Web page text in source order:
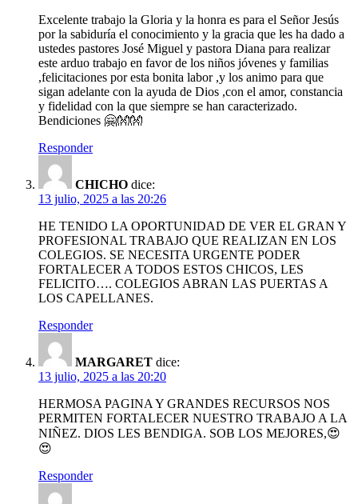
Excelente trabajo la Gloria y la honra es para el Señor Jesús
por la sabiduría el conocimiento y la gracia que les ha dado a
ustedes pastores José Miguel y pastora Diana para realizar
este arduo trabajo en favor de los niños jóvenes y familias
,felicitaciones por esta bonita labor ,y los animo para que
sigan adelante con la ayuda de Dios ,con el amor, constancia
y fidelidad con la que siempre se han caracterizado.
Bendiciones 🤗👐👐
Responder
CHICHO dice:
13 julio, 2025 a las 20:26
HE TENIDO LA OPORTUNIDAD DE VER EL GRAN Y
PROFESIONAL TRABAJO QUE REALIZAN EN LOS
COLEGIOS. SE NECESITA URGENTE PODER
FORTALECER A TODOS ESTOS CHICOS, LES
FELICITO…. COLEGIOS ABRAN LAS PUERTAS A
LOS CAPELLANES.
Responder
MARGARET dice:
13 julio, 2025 a las 20:20
HERMOSA PAGINA Y GRANDES RECURSOS NOS
PERMITEN FORTALECER NUESTRO TRABAJO A LA
NIÑEZ. DIOS LES BENDIGA. SOB LOS MEJORES,😍
😍
Responder